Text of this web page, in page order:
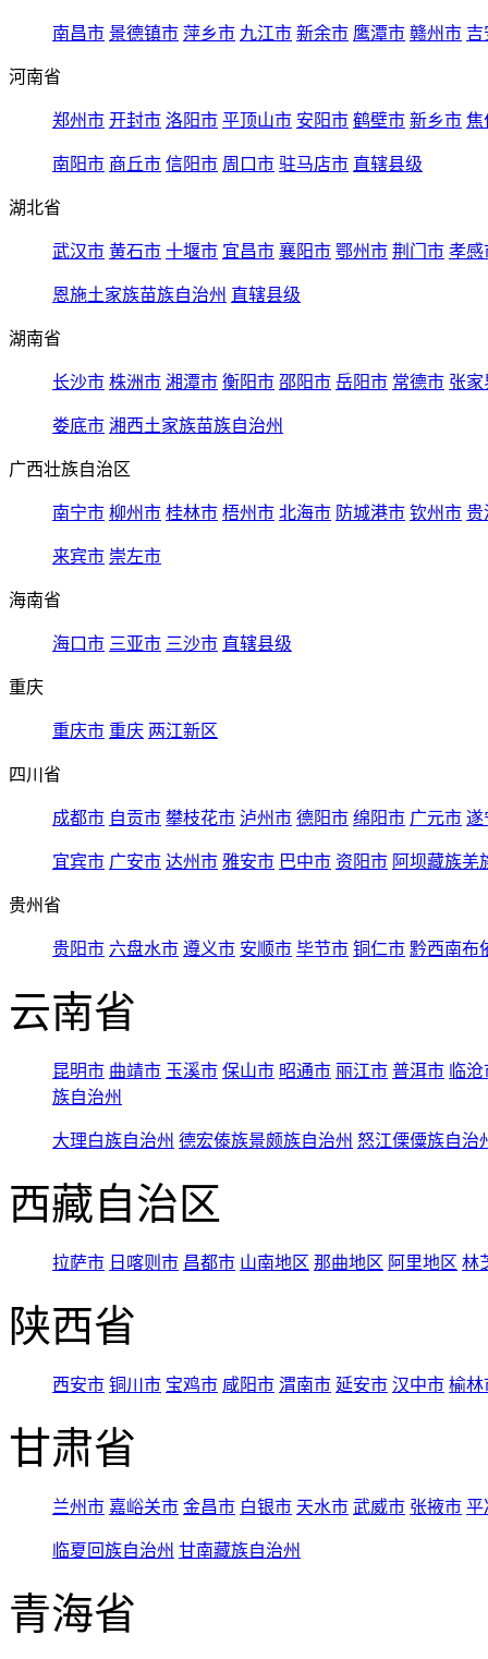
南昌市 景德镇市 萍乡市 九江市 新余市 鹰潭市 赣州市 吉
河南省
郑州市 开封市 洛阳市 平顶山市 安阳市 鹤壁市 新乡市 焦
南阳市 商丘市 信阳市 周口市 驻马店市 直辖县级
湖北省
武汉市 黄石市 十堰市 宜昌市 襄阳市 鄂州市 荆门市 孝感
恩施土家族苗族自治州 直辖县级
湖南省
长沙市 株洲市 湘潭市 衡阳市 邵阳市 岳阳市 常德市 张家
娄底市 湘西土家族苗族自治州
广西壮族自治区
南宁市 柳州市 桂林市 梧州市 北海市 防城港市 钦州市 贵
来宾市 崇左市
海南省
海口市 三亚市 三沙市 直辖县级
重庆
重庆市 重庆 两江新区
四川省
成都市 自贡市 攀枝花市 泸州市 德阳市 绵阳市 广元市 遂
宜宾市 广安市 达州市 雅安市 巴中市 资阳市 阿坝藏族羌
贵州省
贵阳市 六盘水市 遵义市 安顺市 毕节市 铜仁市 黔西南布
云南省
昆明市 曲靖市 玉溪市 保山市 昭通市 丽江市 普洱市 临
族自治州
大理白族自治州 德宏傣族景颇族自治州 怒江傈僳族自治
西藏自治区
拉萨市 日喀则市 昌都市 山南地区 那曲地区 阿里地区 林
陕西省
西安市 铜川市 宝鸡市 咸阳市 渭南市 延安市 汉中市 榆林
甘肃省
兰州市 嘉峪关市 金昌市 白银市 天水市 武威市 张掖市 平
临夏回族自治州 甘南藏族自治州
青海省